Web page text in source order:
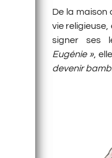
De la maison
vie
signer ses
Eugénie »,
devenir